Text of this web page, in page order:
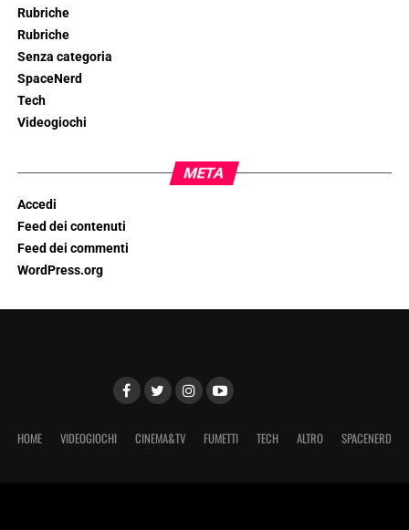
Rubriche
Rubriche
Senza categoria
SpaceNerd
Tech
Videogiochi
META
Accedi
Feed dei contenuti
Feed dei commenti
WordPress.org
HOME VIDEOGIOCHI CINEMA&TV FUMETTI TECH ALTRO SPACENERD